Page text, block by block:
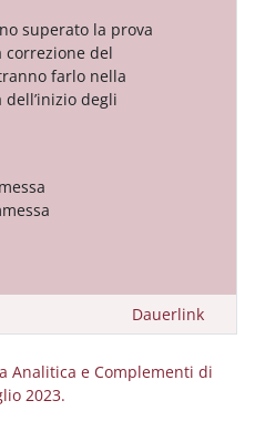
superato la prova
correzione del
farlo nella
degli
Dauerlink
Analitica e Complementi di
2023.